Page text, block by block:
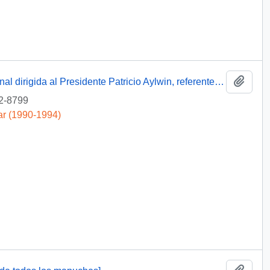
[Carta de miembro de Amnistía Internacional dirigida al Presidente Patricio Aylwin, referente a detenidos desaparecidos]
8799
(1990-1994)